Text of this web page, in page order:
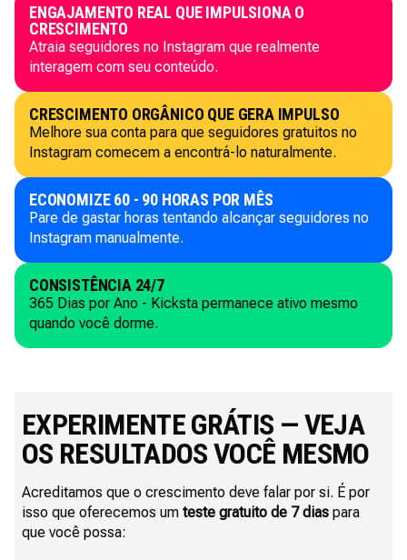
ENGAJAMENTO REAL QUE IMPULSIONA O
CRESCIMENTO
Atraia seguidores no Instagram que realmente
interagem com seu conteúdo.
CRESCIMENTO ORGÂNICO QUE GERA IMPULSO
Melhore sua conta para que seguidores gratuitos no
Instagram comecem a encontrá-lo naturalmente.
ECONOMIZE 60 - 90 HORAS POR MÊS
Pare de gastar horas tentando alcançar seguidores no
Instagram manualmente.
CONSISTÊNCIA 24/7
365 Dias por Ano - Kicksta permanece ativo mesmo
quando você dorme.
EXPERIMENTE GRÁTIS — VEJA
OS RESULTADOS VOCÊ MESMO
Acreditamos que o crescimento deve falar por si. É por
isso que oferecemos um teste gratuito de 7 dias para
que você possa: